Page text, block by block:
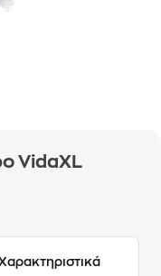
VidaXL